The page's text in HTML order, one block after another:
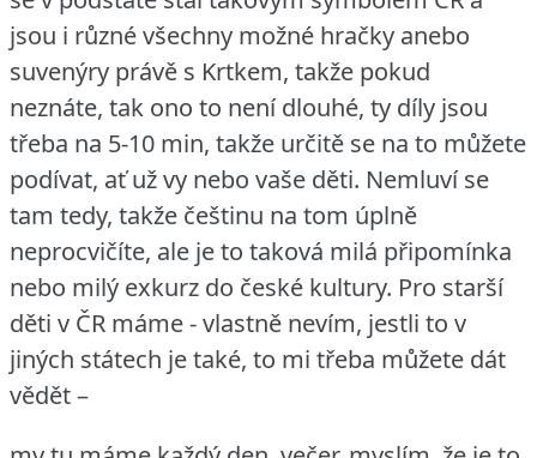
jsou i různé všechny možné hračky anebo
suvenýry právě s Krtkem, takže pokud
neznáte, tak ono to není dlouhé, ty díly jsou
třeba na 5-10 min, takže určitě se na to můžete
podívat, ať už vy nebo vaše děti. Nemluví se
tam tedy, takže češtinu na tom úplně
neprocvičíte, ale je to taková milá připomínka
nebo milý exkurz do české kultury. Pro starší
děti v ČR máme - vlastně nevím, jestli to v
jiných státech je také, to mi třeba můžete dát
vědět –